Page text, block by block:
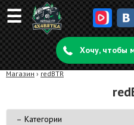
☰
Хочу, чтобы
Магазин › redBTR